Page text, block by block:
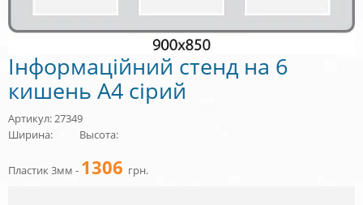
Інформаційний стенд на 6
кишень А4 сірий
Артикул: 27349
Ширина:
Высота:
Пластик 3мм - 1306 грн.